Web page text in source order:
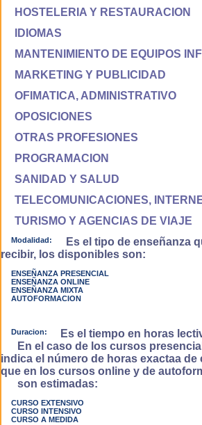
HOSTELERIA Y RESTAURACION
IDIOMAS
MANTENIMIENTO DE EQUIPOS
MARKETING Y PUBLICIDAD
OFIMATICA, ADMINISTRATIVO
OPOSICIONES
OTRAS PROFESIONES
PROGRAMACION
SANIDAD Y SALUD
TELECOMUNICACIONES,
TURISMO Y AGENCIAS DE VIAJE
Modalidad:
Es el tipo de enseñanza
recibir, los disponibles son:
ENSEÑANZA PRESENCIAL
ENSEÑANZA ONLINE
ENSEÑANZA MIXTA
AUTOFORMACION
Duracion:
Es el tiempo en horas
En el caso de los cursos
indica el número de horas exactaa de
que en los cursos online y de
son estimadas:
CURSO EXTENSIVO
CURSO INTENSIVO
CURSO A MEDIDA